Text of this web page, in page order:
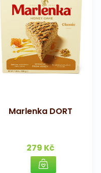
Marlenka DORT
279 Kč